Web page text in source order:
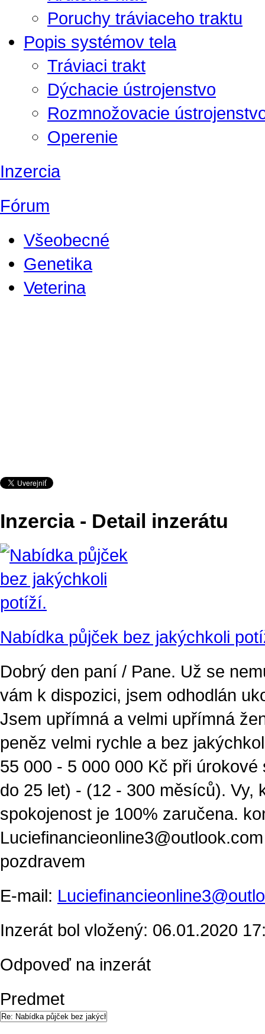
Poruchy tráviaceho traktu
Popis systémov tela
Tráviaci trakt
Dýchacie ústrojenstvo
Rozmnožovacie
Operenie
Inzercia
Fórum
Všeobecné
Genetika
Veterina
Inzercia - Detail inzerátu
Nabídka půjček bez jakýchkoli
Dobrý den paní / Pane. Už se
vám k dispozici, jsem odhodlán
Jsem upřímná a velmi upřímná
peněz velmi rychle a bez
55 000 - 5 000 000 Kč při
do 25 let) - (12 - 300 měsíců). Vy,
spokojenost je 100% zaručena.
pozdravem
E-mail:
Inzerát bol vložený: 06.01.2020
Odpoveď na inzerát
Predmet